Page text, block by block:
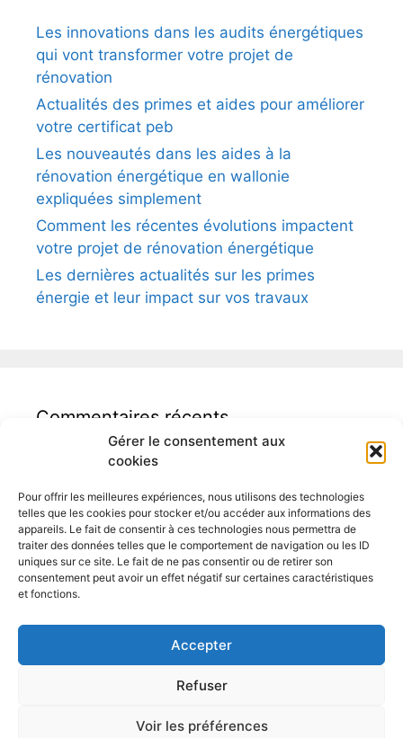
Gérer le consentement aux
cookies
Pour offrir les meilleures expériences, nous utilisons des technologies
telles que les cookies pour stocker et/ou accéder aux informations des
appareils. Le fait de consentir à ces technologies nous permettra de
traiter des données telles que le comportement de navigation ou les ID
uniques sur ce site. Le fait de ne pas consentir ou de retirer son
consentement peut avoir un effet négatif sur certaines caractéristiques
et fonctions.
Accepter
Refuser
Voir les préférences
Les innovations dans les audits énergétiques
qui vont transformer votre projet de
rénovation
Actualités des primes et aides pour améliorer
votre certificat peb
Les nouveautés dans les aides à la
rénovation énergétique en wallonie
expliquées simplement
Comment les récentes évolutions impactent
votre projet de rénovation énergétique
Les dernières actualités sur les primes
énergie et leur impact sur vos travaux
Commentaires récents
Auditeur logement Binche
7130 Binche